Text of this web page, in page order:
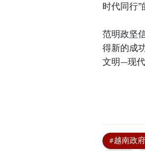
时代同行”
范明政坚
得新的成
文明—现代
#越南政